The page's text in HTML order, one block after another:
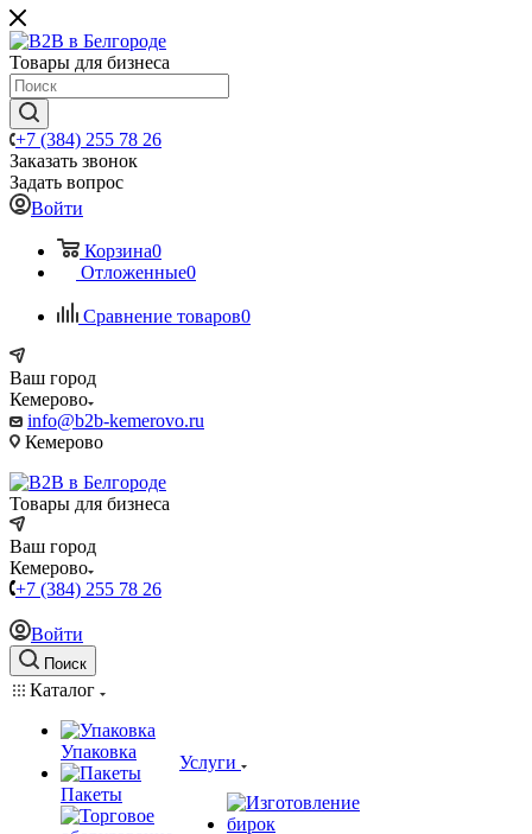
Товары для бизнеса
+7 (384) 255 78 26
Заказать звонок
Задать вопрос
Войти
Корзина0
Отложенные0
Сравнение товаров0
Ваш город
Кемерово
info@b2b-kemerovo.ru
Кемерово
Товары для бизнеса
Ваш город
Кемерово
+7 (384) 255 78 26
Войти
Поиск
Каталог
Упаковка
Пакеты
Услуги